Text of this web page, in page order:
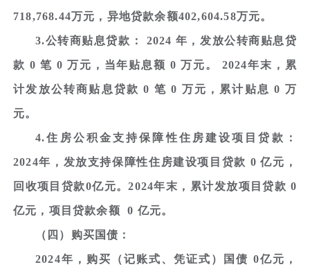
718,768.44万元，异地贷款余额402,604.58万元。
3.公转商贴息贷款： 2024 年，发放公转商贴息贷
款 0 笔 0 万元，当年贴息额 0 万元。 2024年末，累
计发放公转商贴息贷款 0 笔 0 万元，累计贴息 0 万
元。
4.住房公积金支持保障性住房建设项目贷款：
2024年，发放支持保障性住房建设项目贷款 0 亿元，
回收项目贷款0亿元。2024年末，累计发放项目贷款 0
亿元，项目贷款余额 0 亿元。
（四）购买国债：
2024年，购买（记账式、凭证式）国债 0亿元，